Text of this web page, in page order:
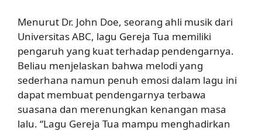
Menurut Dr. John Doe, seorang ahli musik dari
Universitas ABC, lagu Gereja Tua memiliki
pengaruh yang kuat terhadap pendengarnya.
Beliau menjelaskan bahwa melodi yang
sederhana namun penuh emosi dalam lagu ini
dapat membuat pendengarnya terbawa
suasana dan merenungkan kenangan masa
lalu. “Lagu Gereja Tua mampu menghadirkan